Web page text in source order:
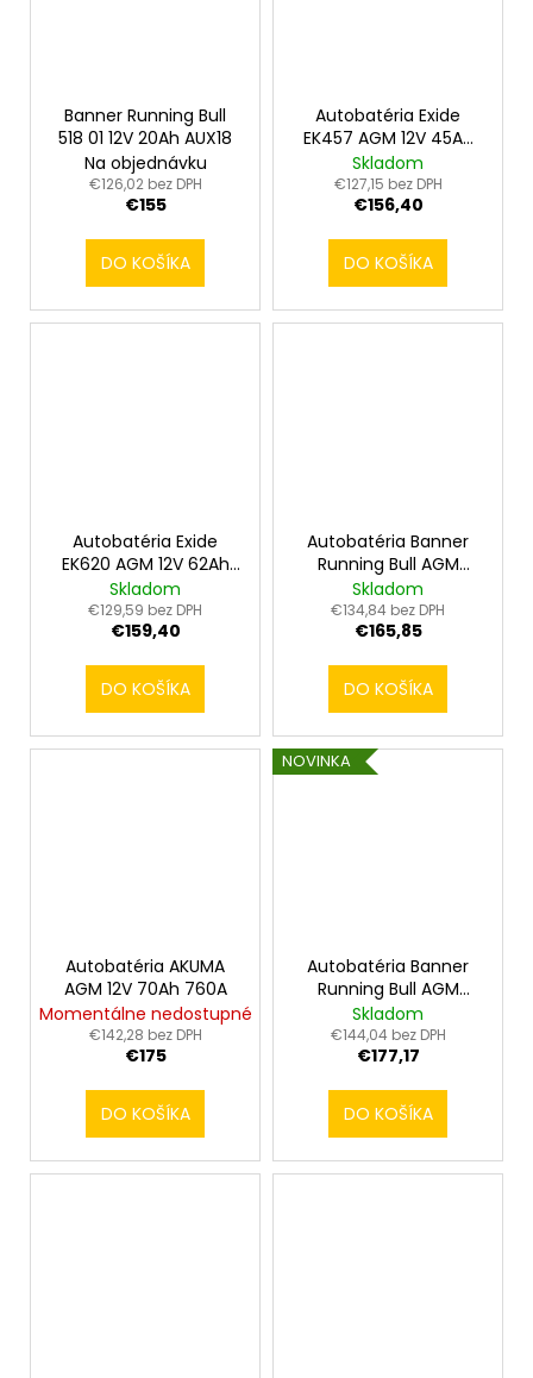
Banner Running Bull
518 01 12V 20Ah AUX18
Na objednávku
€126,02 bez DPH
€155
DO KOŠÍKA
Autobatéria Exide
EK457 AGM 12V 45Ah
380A
Skladom
€127,15 bez DPH
€156,40
DO KOŠÍKA
Autobatéria Exide
EK620 AGM 12V 62Ah
680A
Skladom
€129,59 bez DPH
€159,40
DO KOŠÍKA
Autobatéria Banner
Running Bull AGM
56001 12V 60Ah 640A
Skladom
€134,84 bez DPH
€165,85
DO KOŠÍKA
Autobatéria AKUMA
AGM 12V 70Ah 760A
Momentálne nedostupné
€142,28 bez DPH
€175
DO KOŠÍKA
NOVINKA
Autobatéria Banner
Running Bull AGM
55001 12V 50Ah 540A
Skladom
€144,04 bez DPH
€177,17
DO KOŠÍKA